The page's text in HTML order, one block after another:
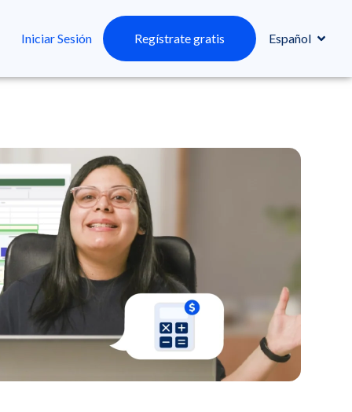
Iniciar Sesión Regístrate gratis Español